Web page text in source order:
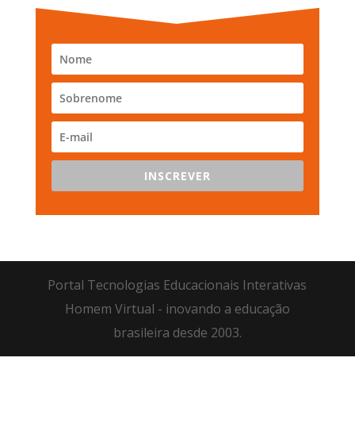
INSCREVER
Portal Tecnologias Educacionais Interativas
Homem Virtual - inovando a educação
brasileira desde 2003.